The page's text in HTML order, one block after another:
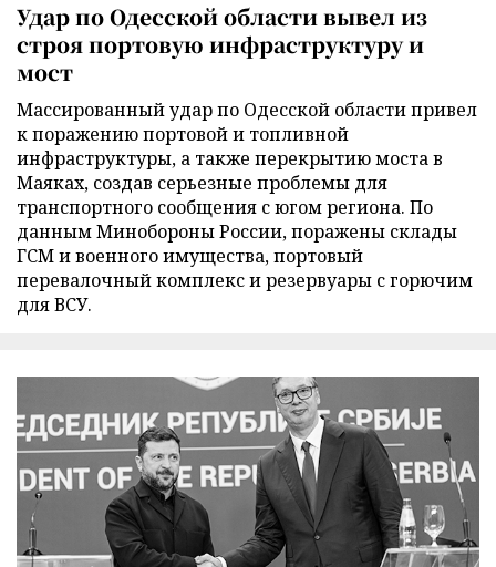
Удар по Одесской области вывел из
строя портовую инфраструктуру и
мост
Массированный удар по Одесской области привел
к поражению портовой и топливной
инфраструктуры, а также перекрытию моста в
Маяках, создав серьезные проблемы для
транспортного сообщения с югом региона. По
данным Минобороны России, поражены склады
ГСМ и военного имущества, портовый
перевалочный комплекс и резервуары с горючим
для ВСУ.